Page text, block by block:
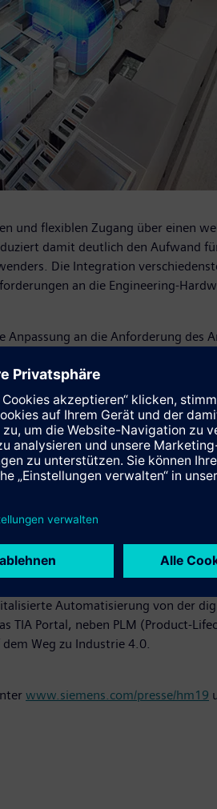
und flexiblen Zugang über einen
damit deutlich den Aufwand
Die Integration
an die Engineering-
an die Anforderung des
zugreifen möchten. Das
Aufwände reduziert
ermöglicht den
wesentlich einfacher möglich. Ein
Integrated Automation Portal)
ist auf hohe Effizienz und
für Controller, HMI (Human
sowie leistungsfähige
Automatisierung von der
TIA Portal, neben PLM (Product-
Weg zu Industrie 4.0.
www.siemens.com/presse/hm19